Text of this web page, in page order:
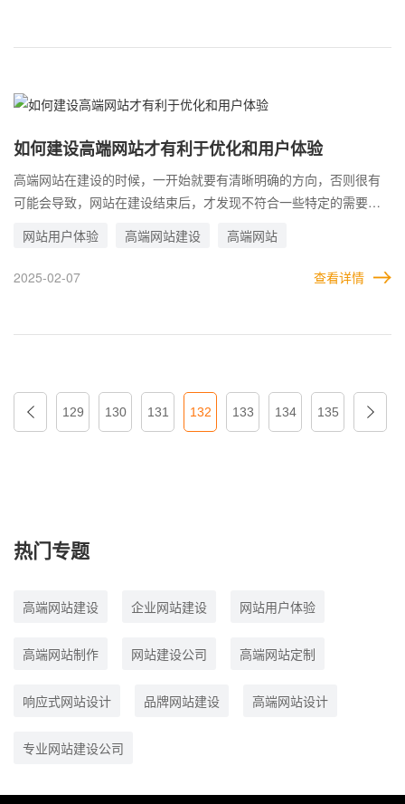
能造成蝴蝶效应。即使自己恢复了修改，网站也已经受到了影响。
如何建设高端网站才有利于优化和用户体验
高端网站在建设的时候，一开始就要有清晰明确的方向，否则很有
可能会导致，网站在建设结束后，才发现不符合一些特定的需要，
一个了。因为网站优化的方法，是按照搜索引擎的算法制定的。而
搜索引擎对网站的要求其实非常多，不仅对质量有要求，形式也有
再好看，也无法获得来自搜索引擎的加成。这对依靠网站推广获客
网站用户体验 高端网站建设 高端网站
2025-02-07 查看详情
129 130 131 132 133 134 135
热门专题
高端网站建设 企业网站建设 网站用户体验
高端网站制作 网站建设公司 高端网站定制
响应式网站设计 品牌网站建设 高端网站设计
专业网站建设公司